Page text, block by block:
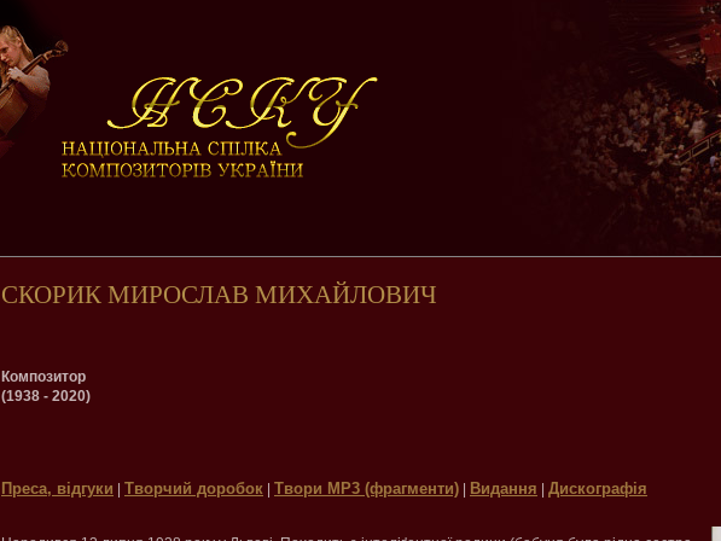
СКОРИК МИРОСЛАВ МИХАЙЛОВИЧ
Композитор
(1938 - 2020)
Преса, відгуки Творчий доробок Твори МР3 (фрагменти) Видання Дискографія